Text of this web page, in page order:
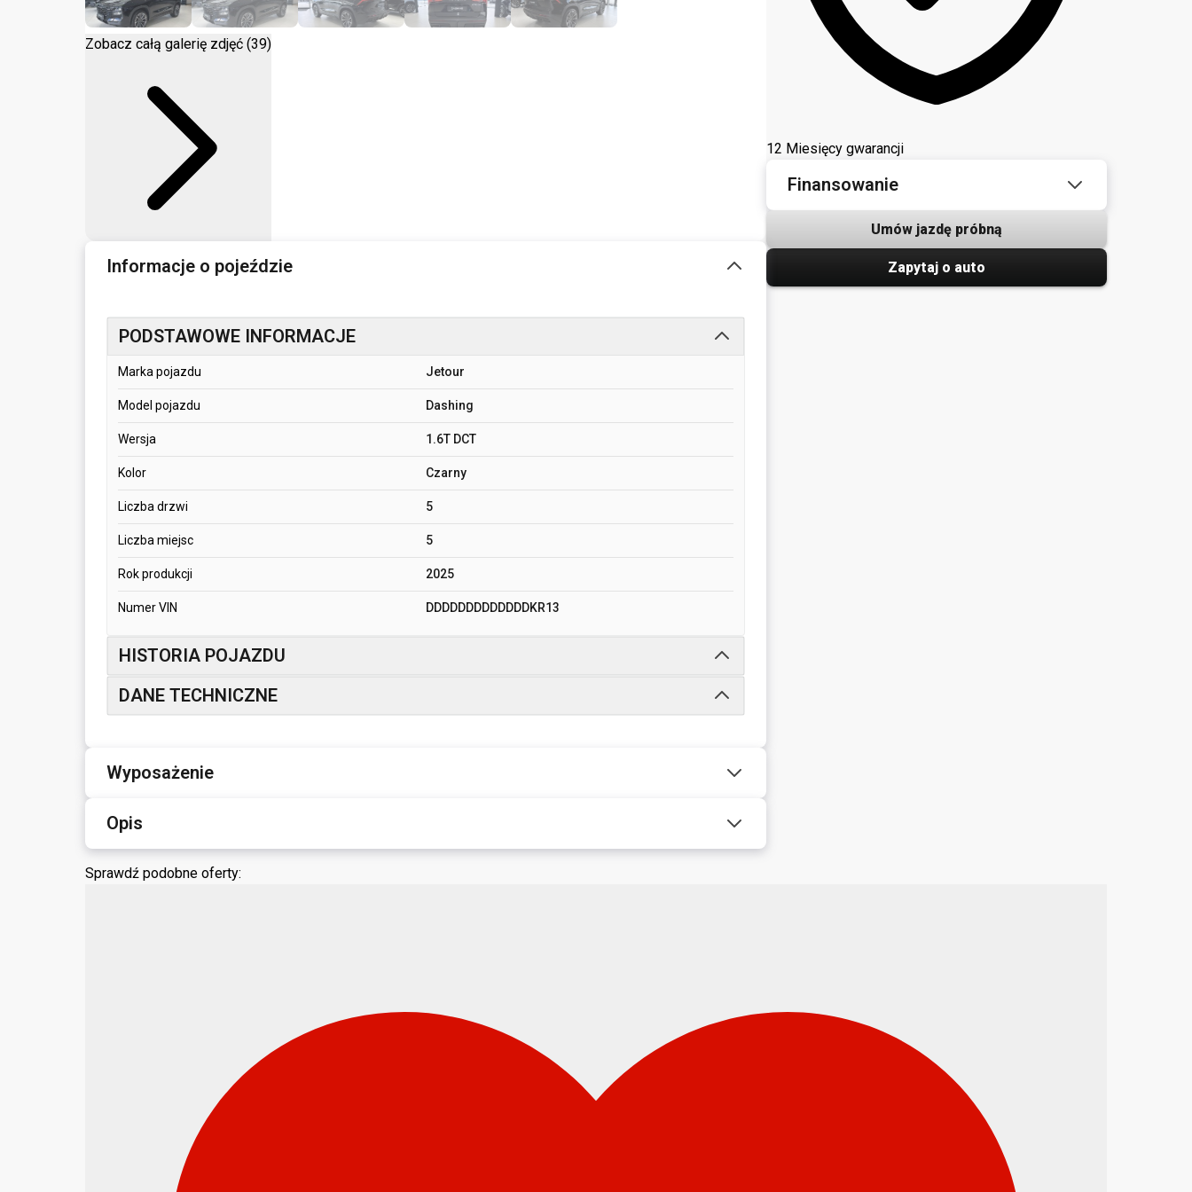
Zobacz całą galerię zdjęć (39)
Informacje o pojeździe
PODSTAWOWE INFORMACJE
Marka pojazdu Jetour
Model pojazdu Dashing
Wersja 1.6T DCT
Kolor Czarny
Liczba drzwi 5
Liczba miejsc 5
Rok produkcji 2025
Numer VIN DDDDDDDDDDDDDKR13
HISTORIA POJAZDU
DANE TECHNICZNE
Wyposażenie
Opis
12 Miesięcy gwarancji
Finansowanie
Umów jazdę próbną
Zapytaj o auto
Sprawdź podobne oferty: